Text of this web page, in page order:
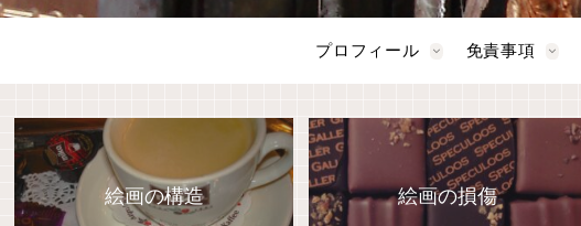
プロフィール 免責事項
絵画の構造 絵画の損傷